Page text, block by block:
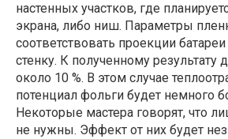
настенных участков, где
экрана, либо ниш. Параметры
соответствовать проекции
стенку. К полученному результату
около 10 %. В этом случае
потенциал фольги будет немного
Некоторые мастера говорят, что
не нужны. Эффект от них будет